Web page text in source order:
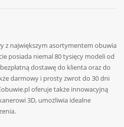
z największym asortymentem obuwia
posiada niemal 80 tysięcy modeli od
dostawę do klienta oraz do
darmowy i prosty zwrot do 30 dni
oferuje także innowacyjną
3D, umożliwia idealne